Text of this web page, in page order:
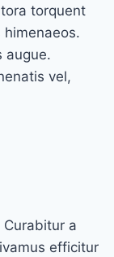
torquent
augue.
vel,
a
efficitur